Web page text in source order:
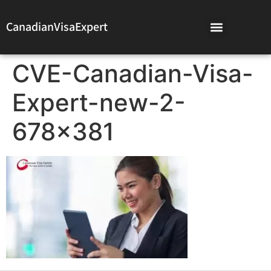
CanadianVisaExpert
CVE-Canadian-Visa-
Expert-new-2-
678×381